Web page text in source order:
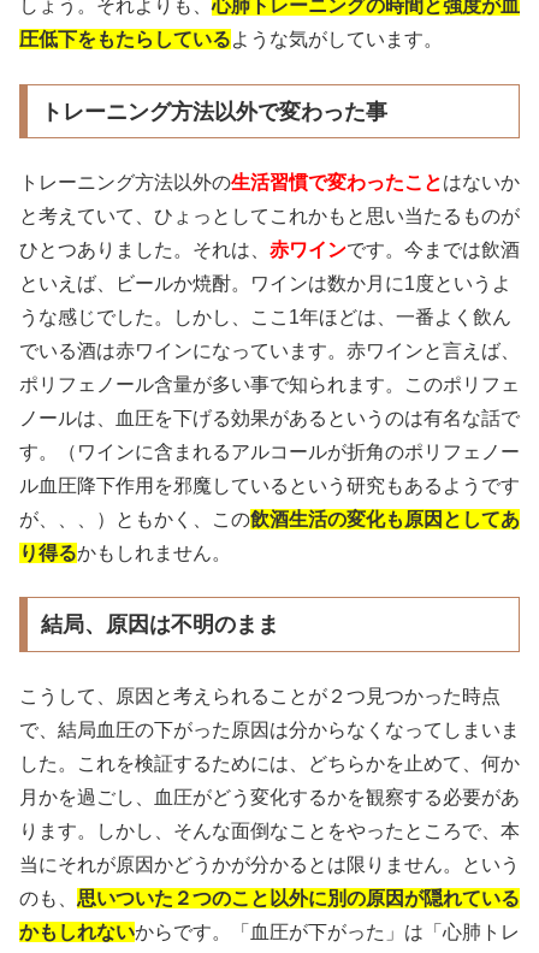
しょう。それよりも、心肺トレーニングの時間と強度が血
圧低下をもたらしているような気がしています。
トレーニング方法以外で変わった事
トレーニング方法以外の生活習慣で変わったことはないか
と考えていて、ひょっとしてこれかもと思い当たるものが
ひとつありました。それは、 赤ワインです。今までは飲酒
といえば、ビールか焼酎。ワインは数か月に1度というよ
うな感じでした。しかし、ここ1年ほどは、一番よく飲ん
でいる酒は赤ワインになっています。赤ワインと言えば、
ポリフェノール含量が多い事で知られます。このポリフェ
ノールは、血圧を下げる効果があるというのは有名な話で
す。（ワインに含まれるアルコールが折角のポリフェノー
ル血圧降下作用を邪魔しているという研究もあるようです
が、、、）ともかく、この飲酒生活の変化も原因としてあ
り得るかもしれません。
結局、原因は不明のまま
こうして、原因と考えられることが２つ見つかった時点
で、結局血圧の下がった原因は分からなくなってしまいま
した。これを検証するためには、どちらかを止めて、何か
月かを過ごし、血圧がどう変化するかを観察する必要があ
ります。しかし、そんな面倒なことをやったところで、本
当にそれが原因かどうかが分かるとは限りません。という
のも、 思いついた２つのこと以外に別の原因が隠れている
かもしれないからです。「血圧が下がった」は「心肺トレ